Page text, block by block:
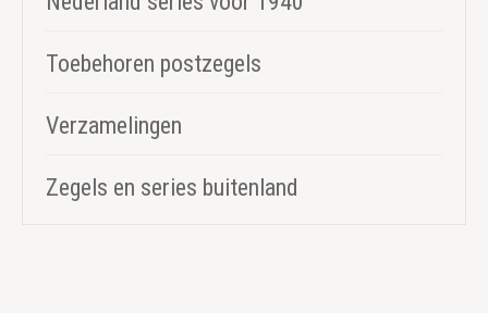
Toebehoren postzegels
Verzamelingen
Zegels en series buitenland